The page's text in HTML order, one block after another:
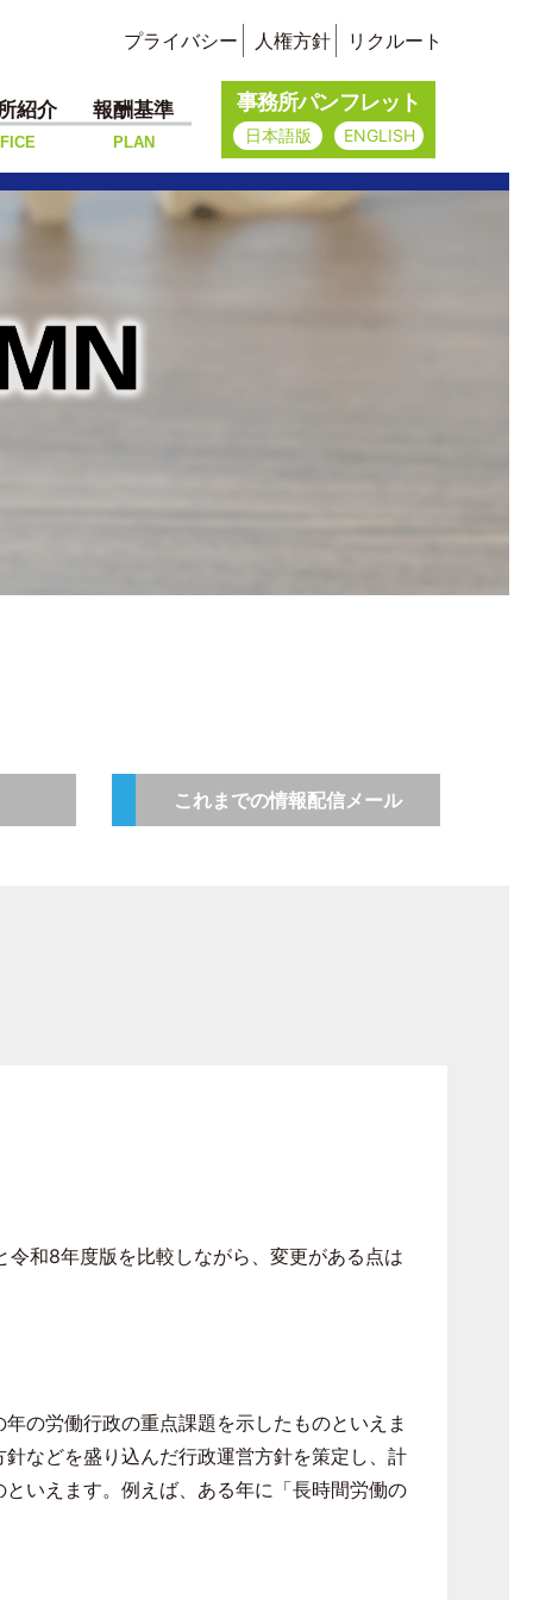
プライバシー 人権方針 リクルート
紹介 報酬基準
PLAN
事務所パンフレット
日本語版 ENGLISH
これまでの情報配信メール
令和8年度版を比較しながら、変更がある点は
の労働行政の重点課題を示したものといえま
などを盛り込んだ行政運営方針を策定し、計
いえます。例えば、ある年に「長時間労働の